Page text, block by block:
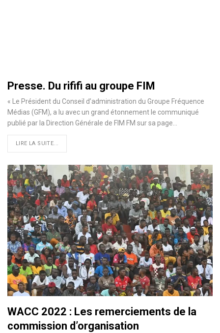
Presse. Du rififi au groupe FIM
« Le Président du Conseil d’administration du Groupe Fréquence
Médias (GFM), a lu avec un grand étonnement le communiqué
publié par la Direction Générale de FIM FM sur sa page…
LIRE LA SUITE...
WACC 2022 : Les remerciements de la
commission d’organisation